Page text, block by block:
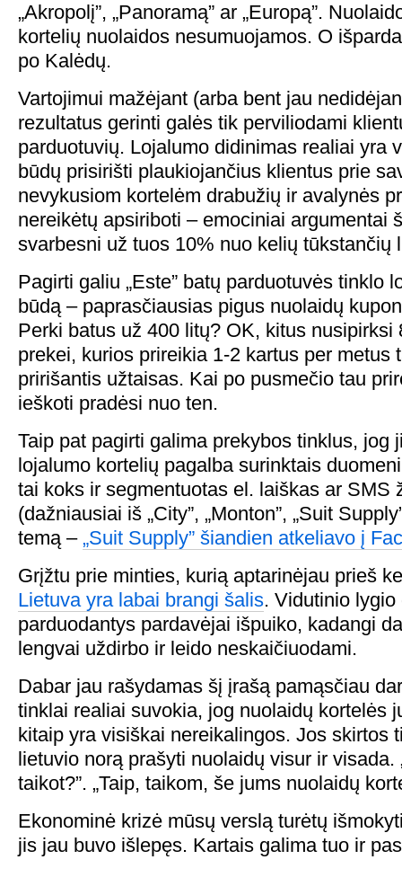
„Akropolį”, „Panoramą” ar „Europą”.
kortelių nuolaidos nesumuojamos. O
po Kalėdų.
Vartojimui mažėjant (arba bent jau
rezultatus gerinti galės tik perviliodami
parduotuvių. Lojalumo didinimas realiai yra
būdų prisirišti plaukiojančius klientus prie
nevykusiom kortelėm drabužių ir avalynės
nereikėtų apsiriboti – emociniai argumentai
svarbesni už tuos 10% nuo kelių tūkstančių
Pagirti galiu „Este” batų parduotuvės tinklo
būdą – paprasčiausias pigus nuolaidų
Perki batus už 400 litų? OK, kitus nusipirksi
prekei, kurios prireikia 1-2 kartus per metus
pririšantis užtaisas. Kai po pusmečio tau
ieškoti pradėsi nuo ten.
Taip pat pagirti galima prekybos tinklus, jog
lojalumo kortelių pagalba surinktais
tai koks ir segmentuotas el. laiškas ar SMS
(dažniausiai iš „City”, „Monton”, „Suit
temą – „Suit Supply” šiandien atkeliavo į
Grįžtu prie minties, kurią aptarinėjau prieš
Lietuva yra labai brangi šalis. Vidutinio lygio
parduodantys pardavėjai išpuiko, kadangi
lengvai uždirbo ir leido neskaičiuodami.
Dabar jau rašydamas šį įrašą pamąsčiau
tinklai realiai suvokia, jog nuolaidų kortelės
kitaip yra visiškai nereikalingos. Jos skirtos
lietuvio norą prašyti nuolaidų visur ir visada.
taikot?”. „Taip, taikom, še jums nuolaidų
Ekonominė krizė mūsų verslą turėtų
jis jau buvo išlepęs. Kartais galima tuo ir